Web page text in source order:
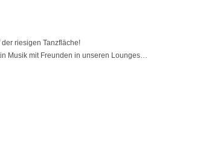
riesigen Tanzfläche!
Musik mit Freunden in unseren Lounges…